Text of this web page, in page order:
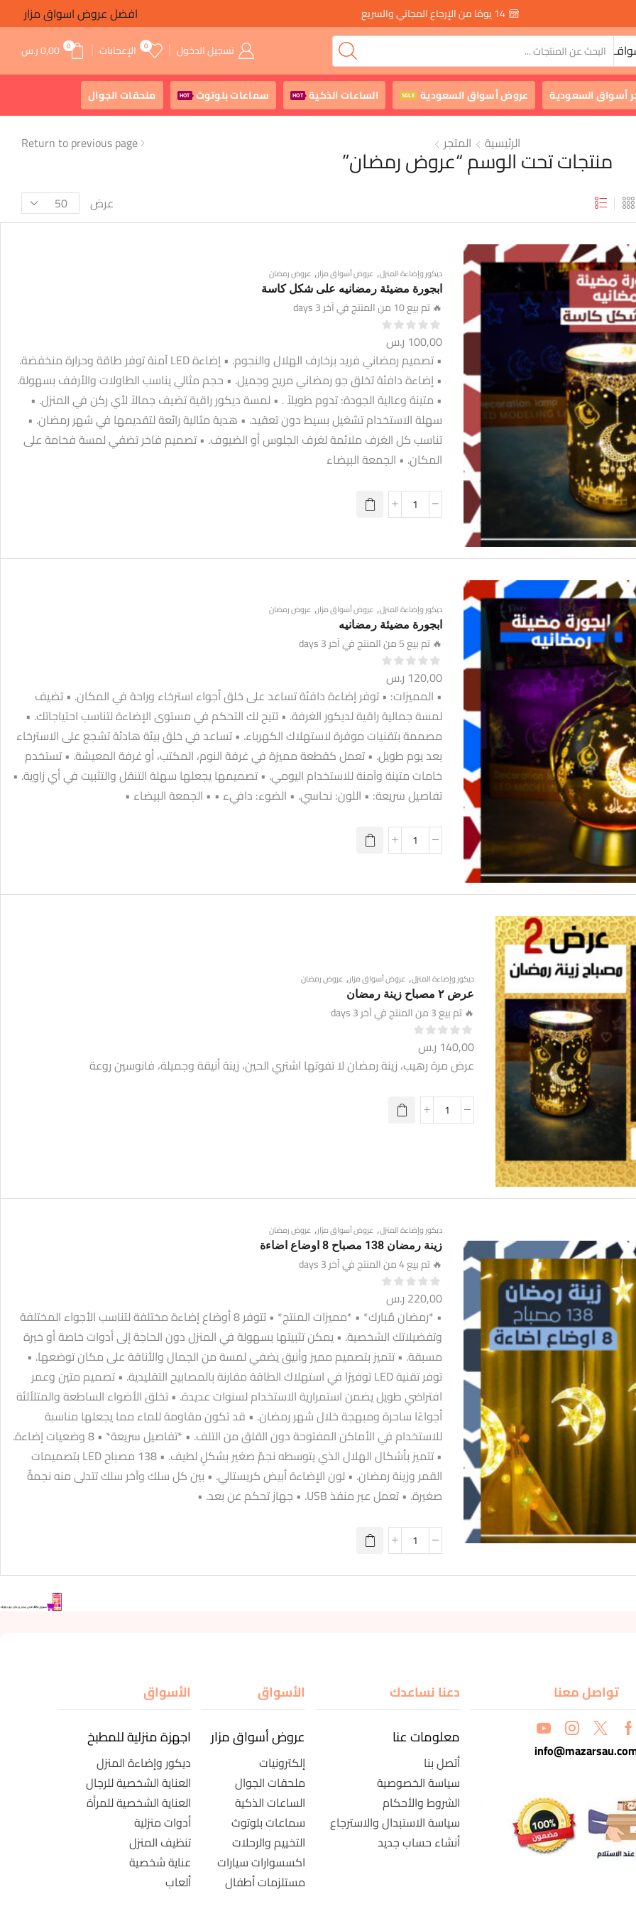
افضل عروض اسواق مزار
تسجيل الدخول 0 الإعجابات 0
0,00ر.س
أسواق السعودية عروض أسواق السعودية SALE الساعات الذكية HOT سماعات بلوتوث HOT ملحقات الجوال
الرئيسية المتجر
منتجات تحت الوسم “عروض رمضان”
Return to previous page
عرض
ديكور وإضاءة المنزل, عروض أسواق مزار, عروض رمضان
ابجورة مضيئة رمضانيه على شكل كاسة
🔥 تم بيع 10 من المنتج في آخر 3 days
100,00 ر.س
• تصميم رمضاني فريد بزخارف الهلال والنجوم. • إضاءة LED آمنة توفر طاقة وحرارة منخفضة.
• إضاءة دافئة تخلق جو رمضاني مريح وجميل. • حجم مثالي يناسب الطاولات والأرفف بسهولة.
• متينة وعالية الجودة: تدوم طويلاً . • لمسة ديكور راقية تضيف جمالاً لأي ركن في المنزل. •
سهلة الاستخدام تشغيل بسيط دون تعقيد. • هدية مثالية رائعة لتقديمها في شهر رمضان. •
تناسب كل الغرف ملائمة لغرف الجلوس أو الضيوف. • تصميم فاخر تضفي لمسة فخامة على
المكان. • الجمعة البيضاء
ديكور وإضاءة المنزل, عروض أسواق مزار, عروض رمضان
ابجورة مضيئة رمضانيه
🔥 تم بيع 5 من المنتج في آخر 3 days
120,00 ر.س
• المميزات: • توفر إضاءة دافئة تساعد على خلق أجواء استرخاء وراحة في المكان. • تضيف
لمسة جمالية راقية لديكور الغرفة. • تتيح لك التحكم في مستوى الإضاءة لتناسب احتياجاتك. •
مصممة بتقنيات موفرة لاستهلاك الكهرباء. • تساعد في خلق بيئة هادئة تشجع على الاسترخاء
بعد يوم طويل. • تعمل كقطعة مميزة في غرفة النوم، المكتب، أو غرفة المعيشة. • تستخدم
خامات متينة وآمنة للاستخدام اليومي. • تصميمها يجعلها سهلة التنقل والتثبيت في أي زاوية. •
تفاصيل سريعة: • اللون: نحاسي. • الضوء: دافيء • • الجمعة البيضاء •
ديكور وإضاءة المنزل, عروض أسواق مزار, عروض رمضان
عرض ٢ مصباح زينة رمضان
🔥 تم بيع 3 من المنتج في آخر 3 days
140,00 ر.س
عرض مرة رهيب، زينة رمضان لا تفوتها اشتري الحين، زينة أنيقة وجميلة، فانوسين روعة
ديكور وإضاءة المنزل, عروض أسواق مزار, عروض رمضان
زينة رمضان 138 مصباح 8 اوضاع اضاءة
🔥 تم بيع 4 من المنتج في آخر 3 days
220,00 ر.س
• *رمضان مٌبارك* • *مميزات المنتج* • تتوفر 8 أوضاع إضاءة مختلفة لتناسب الأجواء المختلفة
وتفضيلاتك الشخصية. • يمكن تثبيتها بسهولة في المنزل دون الحاجة إلى أدوات خاصة أو خبرة
مسبقة. • تتميز بتصميم مميز وأنيق يضفي لمسة من الجمال والأناقة على مكان توضعها. •
توفر تقنية LED توفيرًا في استهلاك الطاقة مقارنة بالمصابيح التقليدية. • تصميم متين وعمر
افتراضي طويل يضمن استمرارية الاستخدام لسنوات عديدة. • تخلق الأضواء الساطعة والمتلألئة
أجواءًا ساحرة ومبهجة خلال شهر رمضان. • قد تكون مقاومة للماء مما يجعلها مناسبة
للاستخدام في الأماكن المفتوحة دون القلق من التلف. • *تفاصيل سريعة* • 8 وضعيات إضاءة.
• تتميز بأشكال الهلال الذي يتوسطه نجمٌ صغير بشكلٍ لطيف. • 138 مصباح LED بتصميمات
القمر وزينة رمضان. • لون الإضاءة أبيض كريستالي. • بين كل سلك وآخر سلك تتدلى منه نجمةٌ
صغيرة. • تعمل عبر منفذ USB. • جهاز تحكم عن بعد. •
تواصل معنا
دعنا نساعدك
معلومات عنا
أتصل بنا
سياسة الخصوصية
الشروط والأحكام
سياسة الاستبدال والاسترجاع
أنشاء حساب جديد
الأسواق
عروض أسواق مزار
إلكترونيات
ملحقات الجوال
الساعات الذكية
سماعات بلوتوث
التخييم والرحلات
اكسسوارات سيارات
مستلزمات أطفال
الأسواق
اجهزة منزلية للمطبخ
ديكور وإضاءة المنزل
العناية الشخصية للرجال
العناية الشخصية للمرأة
أدوات منزلية
تنظيف المنزل
عناية شخصية
ألعاب